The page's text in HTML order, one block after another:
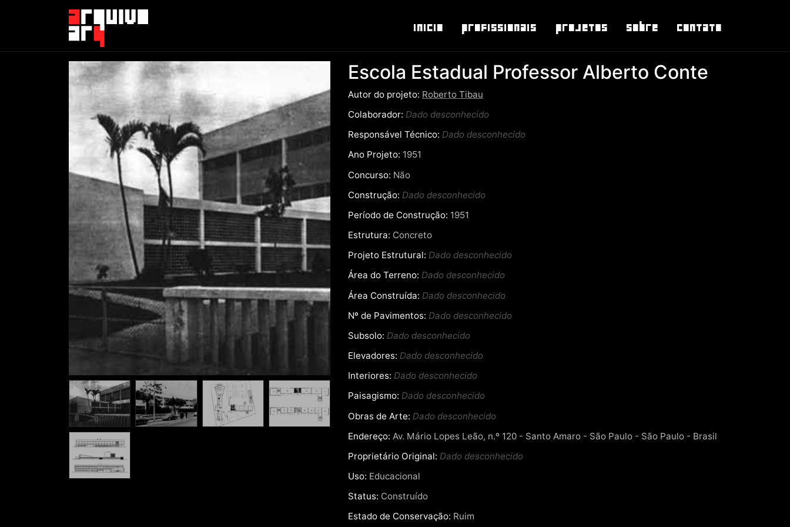
Inicio Profissionais Projetos Sobre Contato
Escola Estadual Professor Alberto Conte
Autor do projeto: Roberto Tibau
Colaborador: Dado desconhecido
Responsável Técnico: Dado desconhecido
Ano Projeto: 1951
Concurso: Não
Construção: Dado desconhecido
Período de Construção: 1951
Estrutura: Concreto
Projeto Estrutural: Dado desconhecido
Área do Terreno: Dado desconhecido
Área Construída: Dado desconhecido
Nº de Pavimentos: Dado desconhecido
Subsolo: Dado desconhecido
Elevadores: Dado desconhecido
Interiores: Dado desconhecido
Paisagismo: Dado desconhecido
Obras de Arte: Dado desconhecido
Endereço: Av. Mário Lopes Leão, n.º 120 - Santo Amaro - São Paulo - São Paulo - Brasil
Proprietário Original: Dado desconhecido
Uso: Educacional
Status: Construído
Estado de Conservação: Ruim